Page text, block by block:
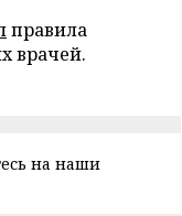
правила
врачей.
на наши